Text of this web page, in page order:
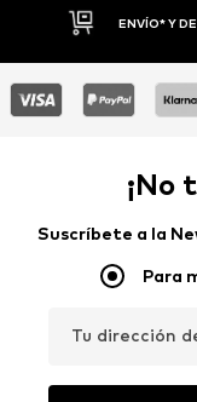
ENVÍO* Y
¡No
Suscríbete a la
Para
Tu dirección